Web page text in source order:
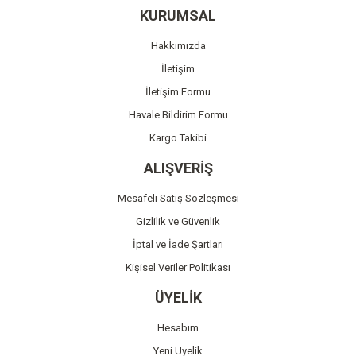
Ürün bilgilerinde hatalar bulunuyor.
Ürün fiyatı diğer sitelerden daha pahalı.
Bu ürüne benzer farklı alternatifler olmalı.
Gönder
KURUMSAL
Hakkımızda
İletişim
İletişim Formu
Havale Bildirim Formu
Kargo Takibi
ALIŞVERİŞ
Mesafeli Satış Sözleşmesi
Gizlilik ve Güvenlik
İptal ve İade Şartları
Kişisel Veriler Politikası
ÜYELİK
Hesabım
Yeni Üyelik